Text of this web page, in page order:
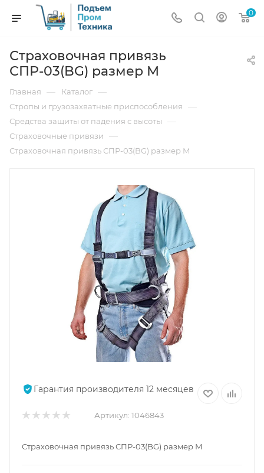
0
Страховочная привязь
СПР-03(BG) размер М
Главная — Каталог —
Стропы и грузозахватные приспособления —
Средства защиты от падения с высоты —
Страховочные привязи —
Страховочная привязь СПР-03(BG) размер М
Гарантия производителя 12 месяцев
Артикул: 1046843
Страховочная привязь СПР-03(BG) размер М